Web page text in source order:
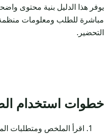
يوفر هذا الدليل بنية محتوى
مباشرة للطلب ومعلومات منظمة
التحضير.
خطوات استخدام
اقرأ الملخص ومتطلبات